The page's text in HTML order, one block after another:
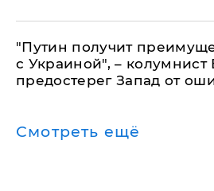
"Путин получит
с Украиной", – колумнист
предостерег Запад от
Смотреть ещё